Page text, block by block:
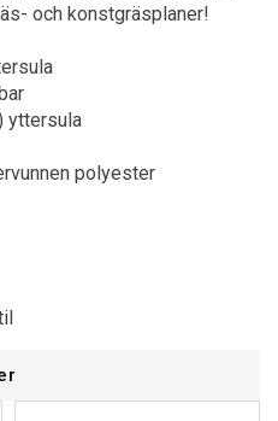
och konstgräsplaner!
yttersula
polyester